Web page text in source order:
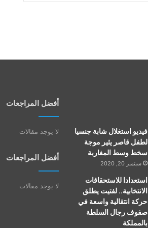
فيديو استغلال شابة جنسيا
لطفل قاصر يثير موجة
سخط وسط المغاربة
سبتمبر 20, 2020
استعدادا للاستحقاقات
الانتخابية.. لفتيت يطلق
حركة انتقالية واسعة في
صفوف رجال السلطة
بالمملكة
أفضل المراجعات
لا يوجد مقالات
أفضل المراجعات
لا يوجد مقالات